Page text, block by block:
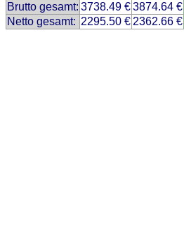
Brutto gesamt: 3738.49 €3874.64 €
Netto gesamt: 2295.50 € 2362.66 €